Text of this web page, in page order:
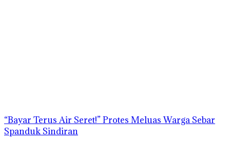
“Bayar Terus Air Seret!” Protes Meluas Warga Sebar
Spanduk Sindiran